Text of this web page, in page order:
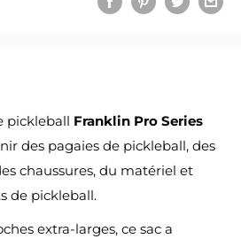
pickleball Franklin Pro Series
des pagaies de pickleball, des
chaussures, du matériel et
de pickleball.
extra-larges, ce sac a